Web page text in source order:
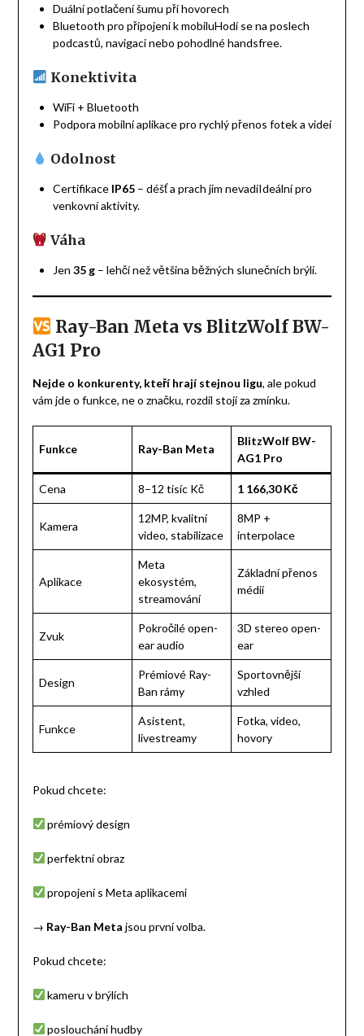
Duální potlačení šumu při hovorech
Bluetooth pro připojení k mobiluHodí se na poslech
podcastů, navigaci nebo pohodlné handsfree.
Konektivita
WiFi + Bluetooth
Podpora mobilní aplikace pro rychlý přenos fotek a videí
Odolnost
Certifikace IP65– déšť a prach jim nevadíIdeální pro
venkovní aktivity.
Váha
Jen 35 g– lehčí než většina běžných slunečních brýlí.
Ray-Ban Meta vs BlitzWolf BW-
AG1 Pro
Nejde o konkurenty, kteří hrají stejnou ligu, ale pokud
vám jde o funkce, ne o značku, rozdíl stojí za zmínku.
Funkce Ray-Ban Meta
BlitzWolf BW-
AG1 Pro
Cena 8–12 tisíc Kč 1 166,30 Kč
Kamera
12MP, kvalitní
video, stabilizace
8MP +
interpolace
Aplikace
Meta
ekosystém,
streamování
Základní přenos
médií
Zvuk
Pokročilé open-
ear audio
3D stereo open-
ear
Design
Prémiové Ray-
Ban rámy
Sportovnější
vzhled
Funkce
Asistent,
livestreamy
Fotka, video,
hovory
Pokud chcete:
prémiový design
perfektní obraz
propojení s Meta aplikacemi
→ Ray-Ban Meta jsou první volba.
Pokud chcete:
kameru v brýlích
poslouchání hudby